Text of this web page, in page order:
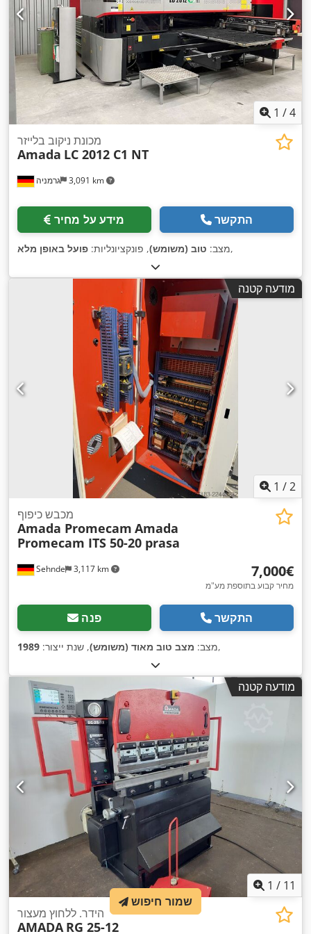
1 /4
גרמניה 3,091 km
מכונת ניקוב בלייזר
Amada LC 2012 C1 NT
מידע על מחיר התקשר
מצב: טוב (משומש), פונקציונליות: פועל באופן מלא ,
מודעה קטנה
1 /2
Sehnde 3,117 km
מכבש כיפוף
Amada Promecam Amada
Promecam ITS 50-20 prasa
‏7,000 ‏€
מחיר קבוע בתוספת מע"מ
פנה התקשר
מצב: מצב טוב מאוד (משומש), שנת ייצור: 1989 ,
מודעה קטנה
1 / 11
הידר. ללחוץ מעצור
AMADA RG 25-12
שמור חיפוש